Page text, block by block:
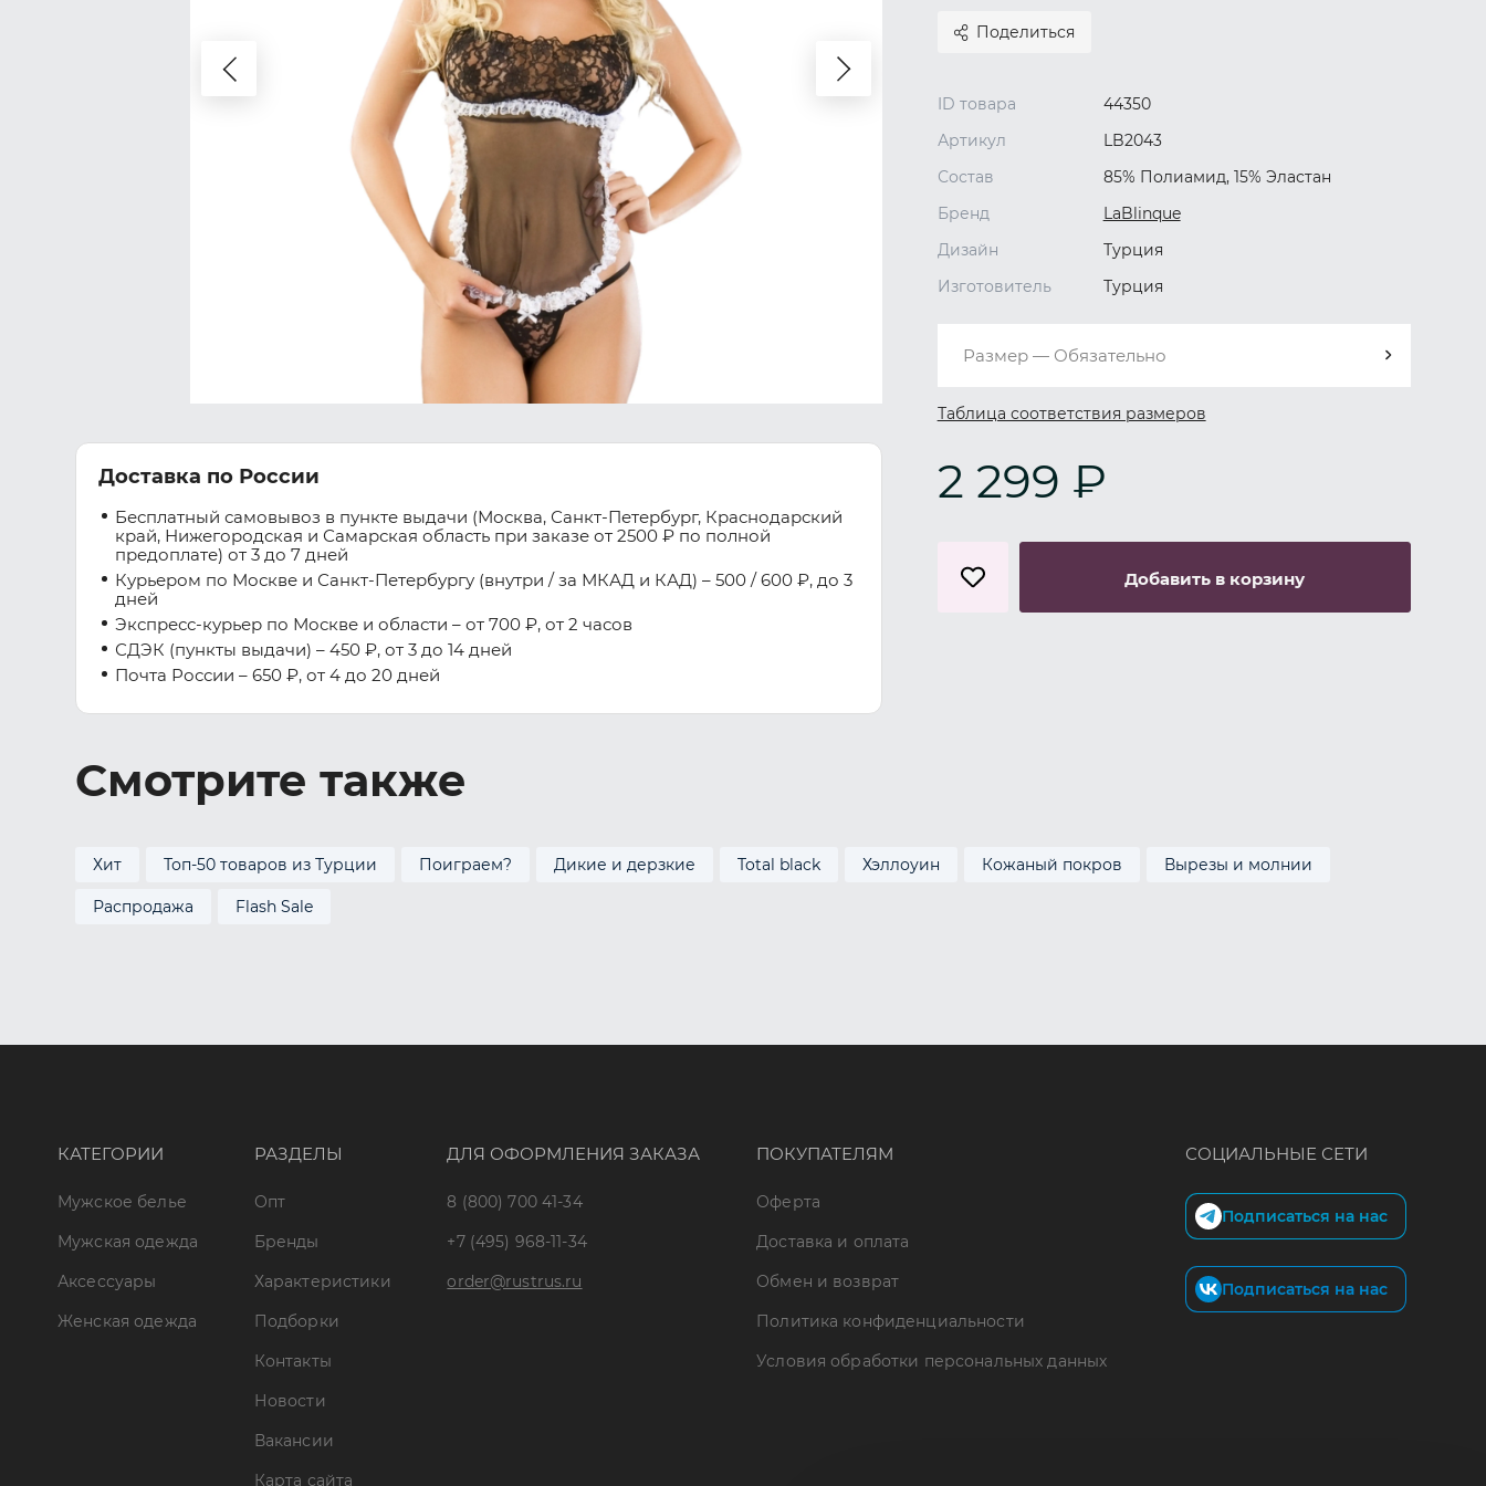
Доставка по России
Бесплатный самовывоз в пункте выдачи (Москва, Санкт-Петербург, Краснодарский
край, Нижегородская и Самарская область при заказе от 2500 ₽ по полной
предоплате) от 3 до 7 дней
Курьером по Москве и Санкт-Петербургу (внутри / за МКАД и КАД) – 500 / 600 ₽, до 3
дней
Экспресс-курьер по Москве и области – от 700 ₽, от 2 часов
СДЭК (пункты выдачи) – 450 ₽, от 3 до 14 дней
Почта России – 650 ₽, от 4 до 20 дней
Поделиться
ID товара
44350
Артикул
LB2043
Состав
85% Полиамид, 15% Эластан
Бренд
LaBlinque
Дизайн
Турция
Изготовитель
Турция
Размер — Обязательно
Таблица соответствия размеров
2 299 ₽
Добавить в корзину
Смотрите также
Хит Топ-50 товаров из Турции Поиграем? Дикие и дерзкие Total black Хэллоуин Кожаный покров Вырезы и молнии
Распродажа Flash Sale
КАТЕГОРИИ
Мужское белье
Мужская одежда
Аксессуары
Женская одежда
РАЗДЕЛЫ
Опт
Бренды
Характеристики
Подборки
Контакты
Новости
Вакансии
Карта сайта
ДЛЯ ОФОРМЛЕНИЯ ЗАКАЗА
8 (800) 700 41-34
+7 (495) 968-11-34
order@rustrus.ru
ПОКУПАТЕЛЯМ
Оферта
Доставка и оплата
Обмен и возврат
Политика конфиденциальности
Условия обработки персональных данных
СОЦИАЛЬНЫЕ СЕТИ
Подписаться на нас
Подписаться на нас